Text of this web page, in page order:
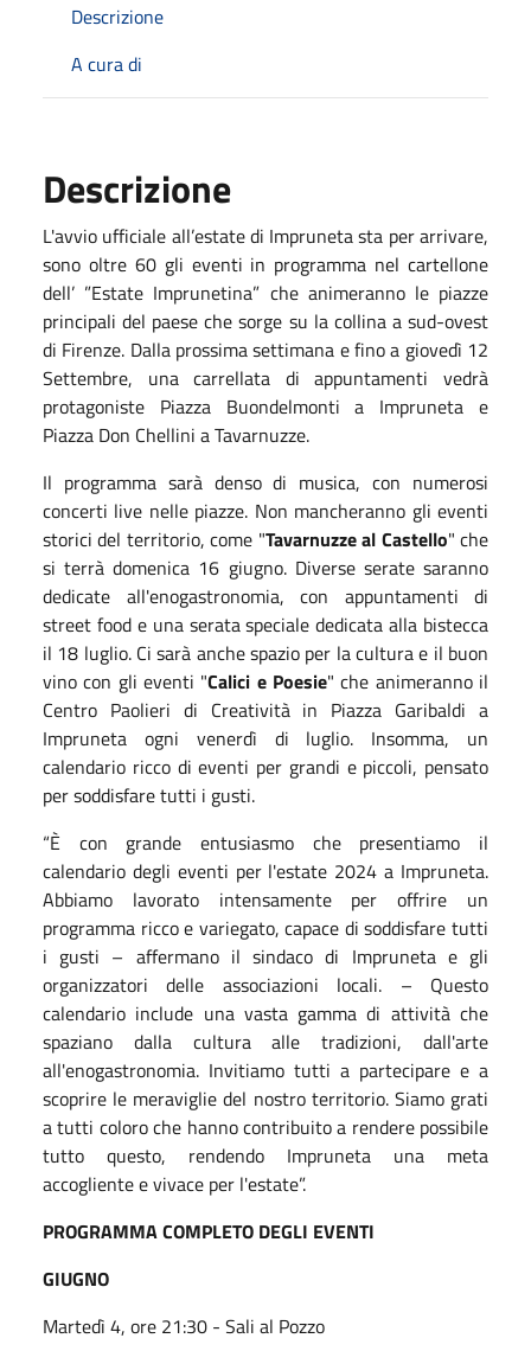
Descrizione
A cura di
Descrizione
L'avvio ufficiale all’estate di Impruneta sta per arrivare,
sono oltre 60 gli eventi in programma nel cartellone
dell’ ”Estate Imprunetina” che animeranno le piazze
principali del paese che sorge su la collina a sud-ovest
di Firenze. Dalla prossima settimana e fino a giovedì 12
Settembre, una carrellata di appuntamenti vedrà
protagoniste Piazza Buondelmonti a Impruneta e
Piazza Don Chellini a Tavarnuzze.
Il programma sarà denso di musica, con numerosi
concerti live nelle piazze. Non mancheranno gli eventi
storici del territorio, come "Tavarnuzze al Castello" che
si terrà domenica 16 giugno. Diverse serate saranno
dedicate all'enogastronomia, con appuntamenti di
street food e una serata speciale dedicata alla bistecca
il 18 luglio. Ci sarà anche spazio per la cultura e il buon
vino con gli eventi "Calici e Poesie" che animeranno il
Centro Paolieri di Creatività in Piazza Garibaldi a
Impruneta ogni venerdì di luglio. Insomma, un
calendario ricco di eventi per grandi e piccoli, pensato
per soddisfare tutti i gusti.
“È con grande entusiasmo che presentiamo il
calendario degli eventi per l'estate 2024 a Impruneta.
Abbiamo lavorato intensamente per offrire un
programma ricco e variegato, capace di soddisfare tutti
i gusti – affermano il sindaco di Impruneta e gli
organizzatori delle associazioni locali. – Questo
calendario include una vasta gamma di attività che
spaziano dalla cultura alle tradizioni, dall'arte
all'enogastronomia. Invitiamo tutti a partecipare e a
scoprire le meraviglie del nostro territorio. Siamo grati
a tutti coloro che hanno contribuito a rendere possibile
tutto questo, rendendo Impruneta una meta
accogliente e vivace per l'estate”.
PROGRAMMA COMPLETO DEGLI EVENTI
GIUGNO
Martedì 4, ore 21:30 - Sali al Pozzo